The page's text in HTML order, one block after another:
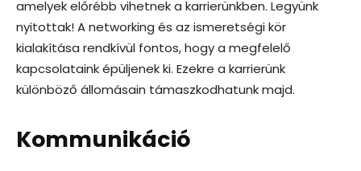
amelyek előrébb vihetnek a karrierünkben. Legyünk
nyitottak! A networking és az ismeretségi kör
kialakítása rendkívül fontos, hogy a megfelelő
kapcsolataink épüljenek ki. Ezekre a karrierünk
különböző állomásain támaszkodhatunk majd.
Kommunikáció